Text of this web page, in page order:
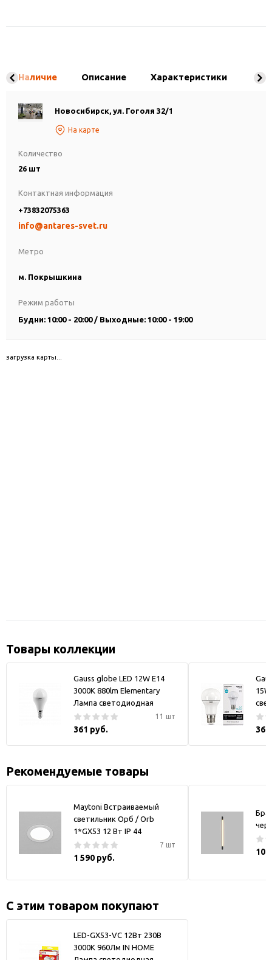
Наличие Описание Характеристики
Новосибирск, ул. Гоголя 32/1
На карте
Количество
26 шт
Метро
м. Покрышкина
Контактная информация
+73832075363
info@antares-svet.ru
Режим работы
Будни: 10:00 - 20:00 / Выходные: 10:00 - 19:00
загрузка карты...
Товары коллекции
Gauss globe LED 12W E14
3000K 880lm Elementary
Лампа светодиодная
11 шт
361 руб.
Рекомендуемые товары
Maytoni Встраиваемый
светильник Орб / Orb
1*GX53 12 Вт IP 44
7 шт
1 590 руб.
Бра
10
С этим товаром покупают
LED-GX53-VC 12Вт 230В
3000К 960Лм IN HOME